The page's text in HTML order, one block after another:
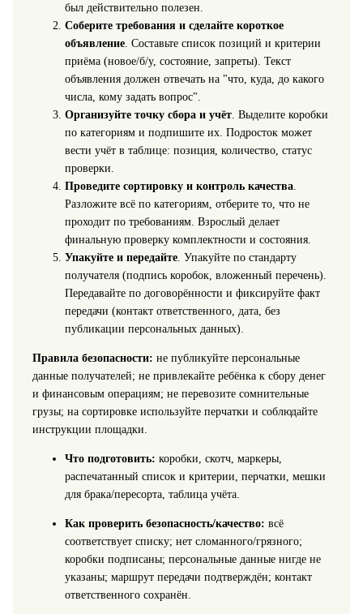
был действительно полезен.
Соберите требования и сделайте короткое
объявление. Составьте список позиций и критерии
приёма (новое/б/у, состояние, запреты). Текст
объявления должен отвечать на "что, куда, до какого
числа, кому задать вопрос".
Организуйте точку сбора и учёт. Выделите коробки
по категориям и подпишите их. Подросток может
вести учёт в таблице: позиция, количество, статус
проверки.
Проведите сортировку и контроль качества.
Разложите всё по категориям, отберите то, что не
проходит по требованиям. Взрослый делает
финальную проверку комплектности и состояния.
Упакуйте и передайте. Упакуйте по стандарту
получателя (подпись коробок, вложенный перечень).
Передавайте по договорённости и фиксируйте факт
передачи (контакт ответственного, дата, без
публикации персональных данных).
Правила безопасности: не публикуйте персональные
данные получателей; не привлекайте ребёнка к сбору денег
и финансовым операциям; не перевозите сомнительные
грузы; на сортировке используйте перчатки и соблюдайте
инструкции площадки.
Что подготовить: коробки, скотч, маркеры,
распечатанный список и критерии, перчатки, мешки
для брака/пересорта, таблица учёта.
Как проверить безопасность/качество: всё
соответствует списку; нет сломанного/грязного;
коробки подписаны; персональные данные нигде не
указаны; маршрут передачи подтверждён; контакт
ответственного сохранён.